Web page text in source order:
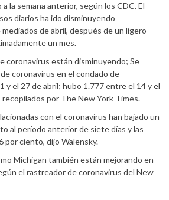
la semana anterior, según los CDC. El
diarios ha ido disminuyendo
de abril, después de un ligero
un mes.
coronavirus están disminuyendo; Se
coronavirus en el condado de
el 27 de abril; hubo 1.777 entre el 14 y el
por The New York Times.
con el coronavirus han bajado un
al período anterior de siete días y las
por ciento, dijo Walensky.
Michigan también están mejorando en
el rastreador de coronavirus del New